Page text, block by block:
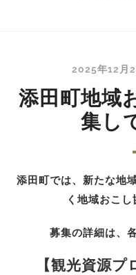
2025年12月
添田町地域
集し
添田町では、新たな地
く地域おこし
募集の詳細は、
【観光資源プ